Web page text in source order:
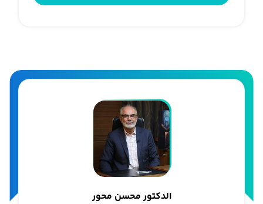
الدکتور محسن محور